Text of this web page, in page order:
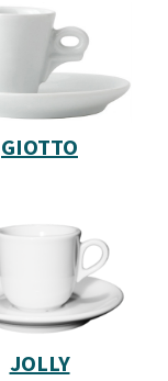
GIOTTO
JOLLY